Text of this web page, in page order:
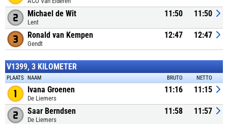
Michael de Wit
Lent
11:50 11:50
Ronald van Kempen
Gendt
12:47 12:47
V1399, 3 KILOMETER
PLAATS NAAM BRUTO NETTO
Ivana Groenen
De Liemers
11:16 11:15
Saar Berndsen
De Liemers
11:58 11:57